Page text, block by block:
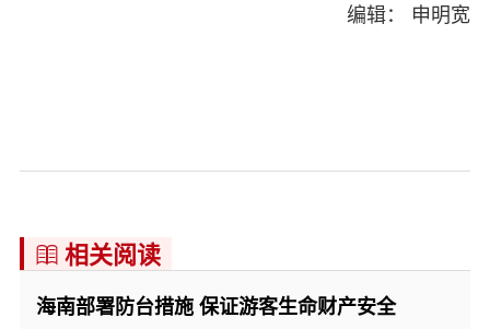
编辑： 申明宽
 相关阅读
海南部署防台措施 保证游客生命财产安全